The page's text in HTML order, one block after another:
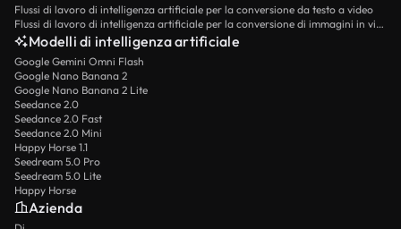
Flussi di lavoro di intelligenza artificiale per la conversione da testo a video
Flussi di lavoro di intelligenza artificiale per la conversione di immagini in video
Modelli di intelligenza artificiale
Google Gemini Omni Flash
Google Nano Banana 2
Google Nano Banana 2 Lite
Seedance 2.0
Seedance 2.0 Fast
Seedance 2.0 Mini
Happy Horse 1.1
Seedream 5.0 Pro
Seedream 5.0 Lite
Happy Horse
Azienda